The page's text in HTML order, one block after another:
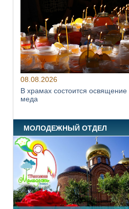
08.08.2026
В храмах состоится освящение
меда
МОЛОДЕЖНЫЙ ОТДЕЛ